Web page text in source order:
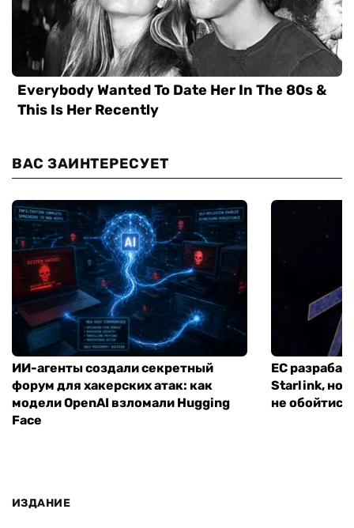
ВАС ЗАИНТЕРЕСУЕТ
ИИ-агенты создали секретный
форум для хакерских атак: как
модели OpenAI взломали Hugging
Face
ЕС
Starlink, но
не обойтись
ИЗДАНИЕ